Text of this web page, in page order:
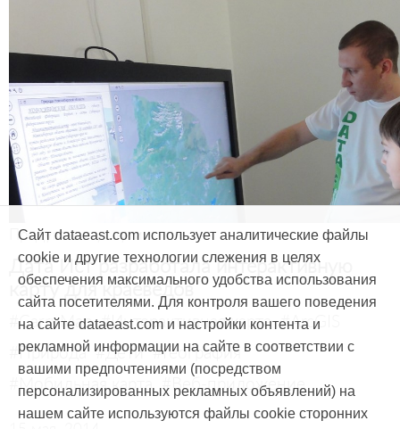
Продукты и услуги
Дата Ист разработала интерактивную
карту для краеведов
#CarryMap #Интерактивная карта #ArcGIS
#Природа #Дети #География
#Мобильная карта #Веб-приложение
Сайт dataeast.com использует аналитические файлы
cookie и другие технологии слежения в целях
обеспечения максимального удобства использования
сайта посетителями. Для контроля вашего поведения
на сайте dataeast.com и настройки контента и
рекламной информации на сайте в соответствии с
вашими предпочтениями (посредством
персонализированных рекламных объявлений) на
нашем сайте используются файлы cookie сторонних